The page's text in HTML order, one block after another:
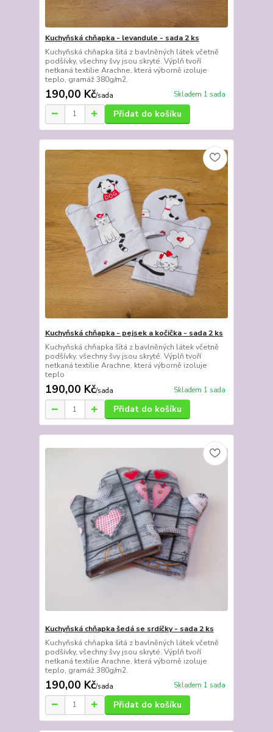
Kuchyňská chňapka - levandule - sada 2 ks
Kuchyňská chňapka šitá z bavlněných látek včetně
podšívky, všechny švy jsou skryté. Výplň tvoří
netkaná textilie Arachne, která výborně izoluje
teplo, gramáž 380g/m2.
190,00 Kč/sada Skladem 1 sada
Přidat do košíku
Kuchyňská chňapka - pejsek a kočička - sada 2 ks
Kuchyňská chňapka šitá z bavlněných látek včetně
podšívky, všechny švy jsou skryté. Výplň tvoří
netkaná textilie Arachne, která výborně izoluje
teplo
190,00 Kč/sada Skladem 1 sada
Přidat do košíku
Kuchyňská chňapka šedá se srdíčky - sada 2 ks
Kuchyňská chňapka šitá z bavlněných látek včetně
podšívky, všechny švy jsou skryté. Výplň tvoří
netkaná textilie Arachne, která výborně izoluje
teplo, gramáž 380g/m2.
190,00 Kč/sada Skladem 1 sada
Přidat do košíku